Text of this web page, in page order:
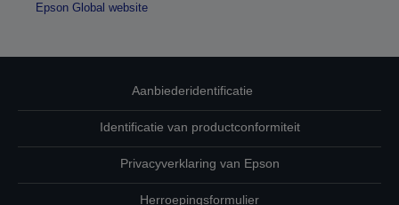
Epson Global website
Aanbiederidentificatie
Identificatie van productconformiteit
Privacyverklaring van Epson
Herroepingsformulier